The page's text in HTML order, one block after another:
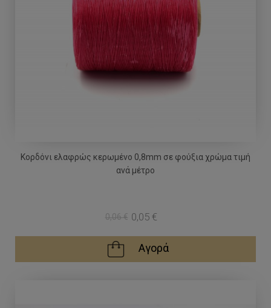
Κορδόνι ελαφρώς κερωμένο 0,8mm σε φούξια χρώμα τιμή
ανά μέτρο
0,06 € 0,05 €
Αγορά